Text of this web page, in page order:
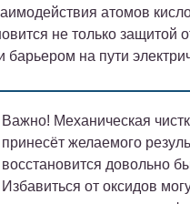
атомов
не только защитой
барьером на пути
Важно! Механическая
принесёт желаемого
восстановится довольно
Избавиться от оксидов